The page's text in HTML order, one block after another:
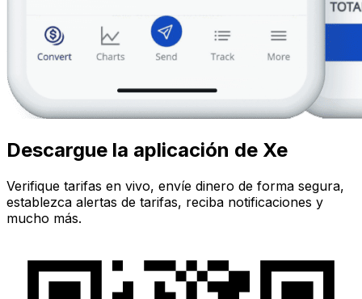
Descargue la aplicación de Xe
Verifique tarifas en vivo, envíe dinero de forma segura,
establezca alertas de tarifas, reciba notificaciones y
mucho más.